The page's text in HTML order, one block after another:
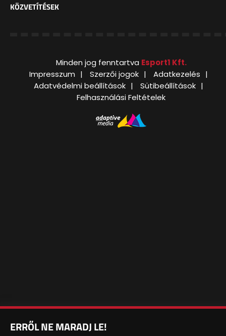
KÖZVETÍTÉSEK
Minden jog fenntartva Esport1 Kft.
Impresszum
Szerzői jogok
Adatkezelés
Adatvédelmi beállítások
Sütibeállítások
Felhasználási Feltételek
ERRŐL NE MARADJ LE!